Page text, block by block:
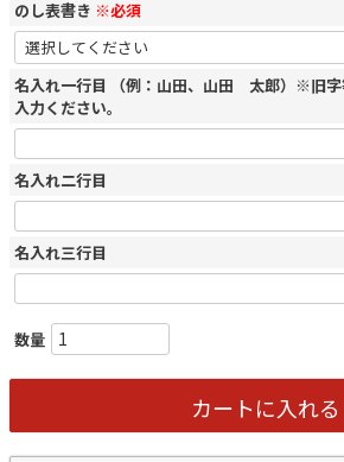
のし表書き ※必須
名入れ一行目 （例：山田、山田 太郎）※旧字
入力ください。
名入れ二行目
名入れ三行目
カートに入れる